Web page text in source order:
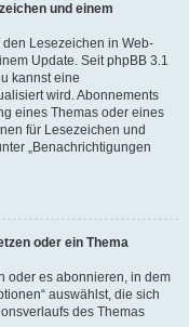
und einem
Lesezeichen in Web-
Update. Seit phpBB 3.1
kannst eine
wird. Abonnements
eines Themas oder eines
für Lesezeichen und
„Benachrichtigungen
oder ein Thema
oder es abonnieren, in dem
auswählst, die sich
des Themas